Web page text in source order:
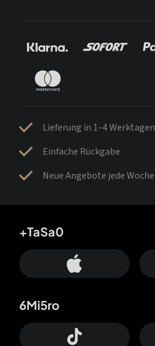
Lieferung in 1–4 Werktagen
Einfache Rückgabe
Neue Angebote jede Woche
+TaSa0
6Mi5ro